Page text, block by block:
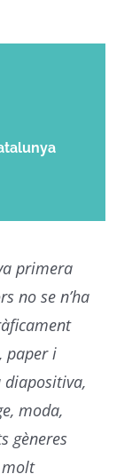
primera
no se n’ha
paper i
moda,
gèneres